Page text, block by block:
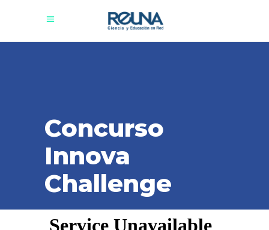
Concurso
Innova
Challenge